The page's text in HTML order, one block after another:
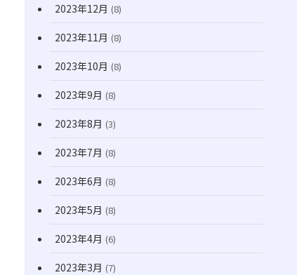
2023年12月 (8)
2023年11月 (8)
2023年10月 (8)
2023年9月 (8)
2023年8月 (3)
2023年7月 (8)
2023年6月 (8)
2023年5月 (8)
2023年4月 (6)
2023年3月 (7)